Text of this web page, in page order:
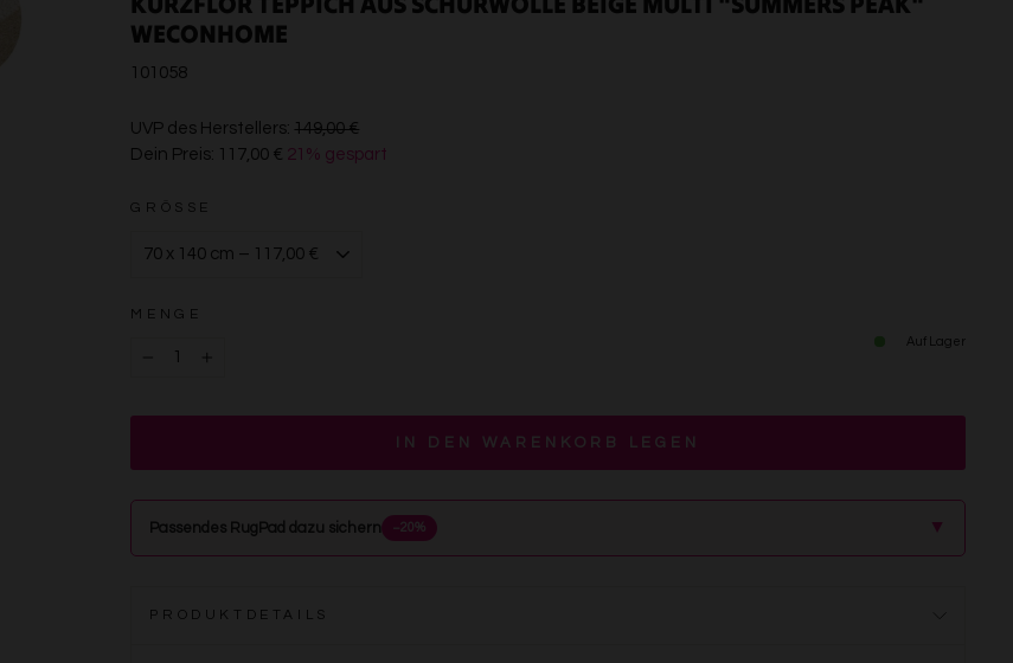
WECONHOME
101058
UVP des Herstellers: 149,00 €€149,00
Dein Preis: 117,00 € 21% gespart
GRÖSSE
MENGE
Auf Lager
IN DEN WARENKORB LEGEN
Passendes RugPad dazu sichern −20% ▲
PRODUKTDETAILS